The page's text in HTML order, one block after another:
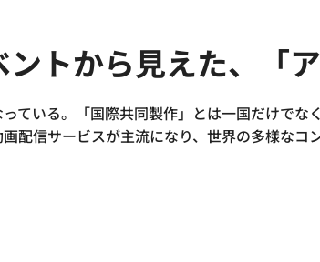
トから見えた、「
ている。「国際共同製作」とは一国だけで
配信サービスが主流になり、世界の多様な